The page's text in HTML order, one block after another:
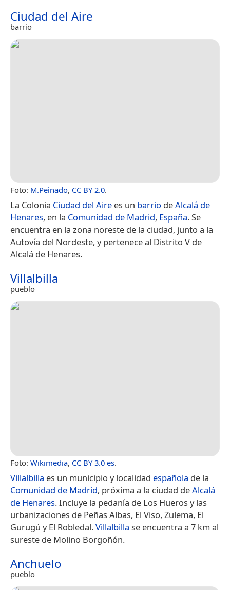
Ciudad del Aire
barrio
Foto: M.Peinado, CC BY 2.0.
La Colonia Ciudad del Aire es un barrio deAlcalá de
Henares, en la Comunidad de Madrid, España. Se
encuentra en la zona noreste de la ciudad, junto a la
Autovía del Nordeste, y pertenece al Distrito V de
Alcalá de Henares.
Villalbilla
pueblo
Foto: Wikimedia, CC BY 3.0 es.
Villalbilla es un municipio y localidad española de la
Comunidad de Madrid, próxima a la ciudad deAlcalá
de Henares. Incluye la pedanía de Los Hueros y las
urbanizaciones de Peñas Albas, El Viso, Zulema, El
Gurugú y El Robledal.Villalbilla se encuentra a 7 km al
sureste de Molino Borgoñón.
Anchuelo
pueblo